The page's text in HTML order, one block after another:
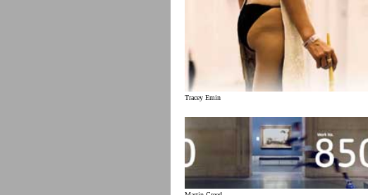
Tracey Emin